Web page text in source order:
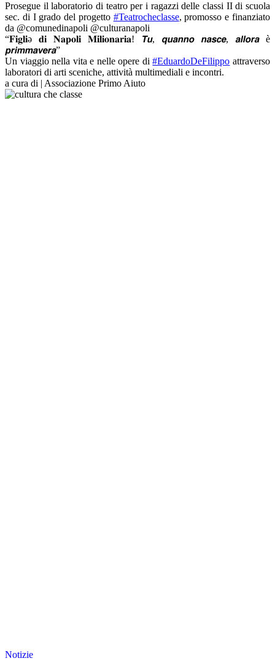
Prosegue il laboratorio di teatro per i ragazzi delle classi II di scuola
sec. di I grado del progetto #Teatrocheclasse, promosso e finanziato
da @comunedinapoli @culturanapoli
“𝐅𝐢𝐠𝐥𝐢ə 𝐝𝐢 𝐍𝐚𝐩𝐨𝐥𝐢 𝐌𝐢𝐥𝐢𝐨𝐧𝐚𝐫𝐢𝐚! 𝙏𝙪, 𝙦𝙪𝙖𝙣𝙣𝙤 𝙣𝙖𝙨𝙘𝙚, 𝙖𝙡𝙡𝙤𝙧𝙖 è
𝙥𝙧𝙞𝙢𝙢𝙖𝙫𝙚𝙧𝙖”
Un viaggio nella vita e nelle opere di#EduardoDeFilippo attraverso
laboratori di arti sceniche, attività multimediali e incontri.
a cura di | Associazione Primo Aiuto
Notizie